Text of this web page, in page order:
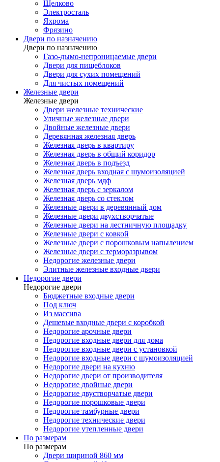
Щелково
Электросталь
Яхрома
Фрязино
Двери по назначению
Двери по назначению
Газо-дымо-непроницаемые двери
Двери для пищеблоков
Двери для сухих помещений
Для чистых помещений
Железные двери
Железные двери
Двери железные технические
Уличные железные двери
Двойные железные двери
Деревянная железная дверь
Железная дверь в квартиру
Железная дверь в общий коридор
Железная дверь в подъезд
Железная дверь входная с шумоизоляцией
Железная дверь мдф
Железная дверь с зеркалом
Железная дверь со стеклом
Железные двери в деревянный дом
Железные двери двухстворчатые
Железные двери на лестничную площадку
Железные двери с ковкой
Железные двери с порошковым напылением
Железные двери с терморазрывом
Недорогие железные двери
Элитные железные входные двери
Недорогие двери
Недорогие двери
Бюджетные входные двери
Под ключ
Из массива
Дешевые входные двери с коробкой
Недорогие арочные двери
Недорогие входные двери для дома
Недорогие входные двери с установкой
Недорогие входные двери с шумоизоляцией
Недорогие двери на кухню
Недорогие двери от производителя
Недорогие двойные двери
Недорогие двустворчатые двери
Недорогие порошковые двери
Недорогие тамбурные двери
Недорогие технические двери
Недорогие утепленные двери
По размерам
По размерам
Двери шириной 860 мм